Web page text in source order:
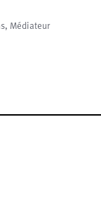
Médiateur